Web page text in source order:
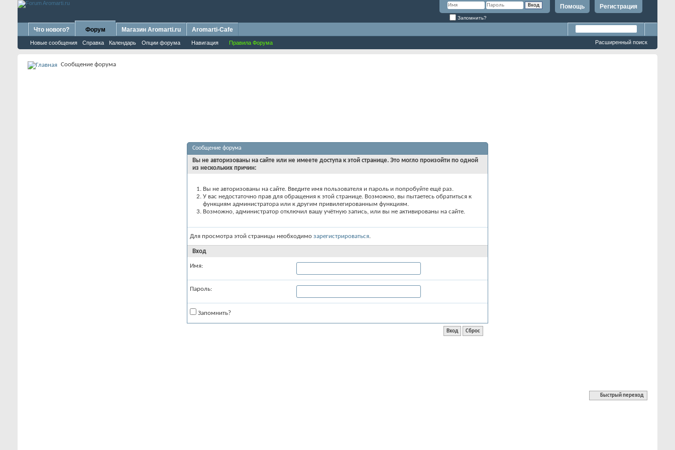
Регистрация
Помощь
Запомнить?
Что нового? Форум
Новые сообщения Справка Календарь Опции форума Навигация Правила Форума
Магазин Aromarti.ru Aromarti-Cafe
Расширенный поиск
Сообщение форума
Сообщение форума
Вы не авторизованы на сайте или не имеете доступа к этой странице. Это могло произойти по одной
из нескольких причин:
Вы не авторизованы на сайте. Введите имя пользователя и пароль и попробуйте ещё раз.
У вас недостаточно прав для обращения к этой странице. Возможно, вы пытаетесь обратиться к
функциям администратора или к другим привилегированным функциям.
Возможно, администратор отключил вашу учётную запись, или вы не активированы на сайте.
Для просмотра этой страницы необходимо зарегистрироваться.
Вход
Имя:
Пароль:
Запомнить?
Быстрый переход